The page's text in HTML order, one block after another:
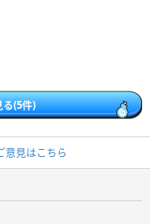
(5件)
意見はこちら